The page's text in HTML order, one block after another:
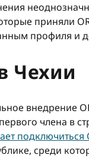
приняли
профиля и
Чехии
внедрение
члена в
подключиться
среди